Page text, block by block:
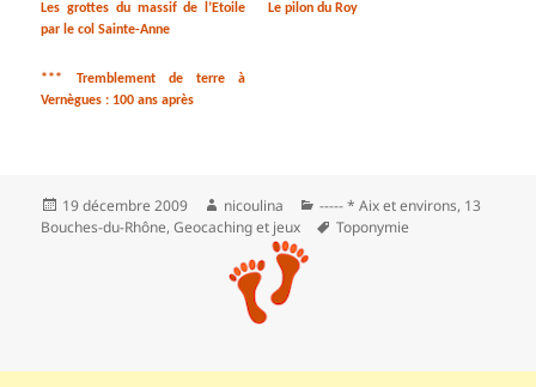
Les grottes du massif de l’Etoile
par le col Sainte-Anne
Le pilon du Roy
*** Tremblement de terre à
Vernègues : 100 ans après
Publié
le
19 décembre 2009 Auteur
nicoulina Catégories
----- * Aix et environs, 13
Bouches-du-Rhône,Geocaching et jeux Mots-
clés
Toponymie